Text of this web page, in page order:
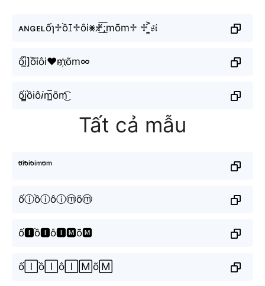
ᴀɴɢᴇʟốɿ♱ồꀤ♱ôi⨳♱̸͟͞;mõm♱ ♱ ͎͍͐𝔰𝔦
ối̲̅]ồi⃜ôi♥m҉õm∞
ối̳ồiô𝘪m̲̅õm͜͡
Tất cả mẫu
ᵒ̂́ⁱᵒ̂̀ⁱᵒ̂ⁱᵐᵒ̃ᵐ
ốⓘồⓘôⓘⓜõⓜ
ố🅸ồ🅸ô🅸🅼õ🅼
ố🄸ồ🄸ô🄸🄼õ🄼